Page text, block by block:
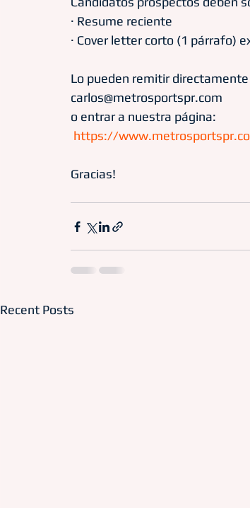
· Resume reciente
· Cover letter corto (1 párrafo)
Lo pueden remitir directamente
carlos@metrosportspr.com
o entrar a nuestra página:
https://
Gracias!
Recent Posts